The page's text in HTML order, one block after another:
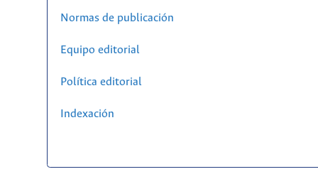
Normas de publicación
Equipo editorial
Política editorial
Indexación